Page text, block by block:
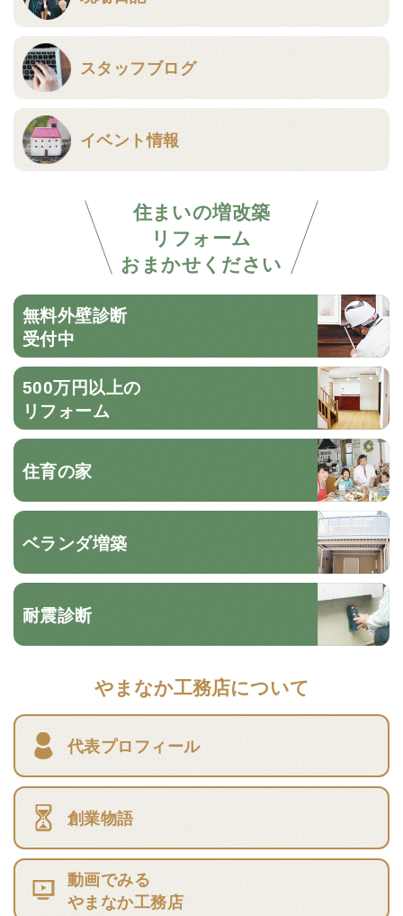
スタッフブログ
イベント情報
住まいの増改築
リフォーム
おまかせください
無料外壁診断
受付中
500万円以上の
リフォーム
住育の家
ベランダ増築
耐震診断
やまなか工務店について
代表プロフィール
創業物語
動画でみる
やまなか工務店